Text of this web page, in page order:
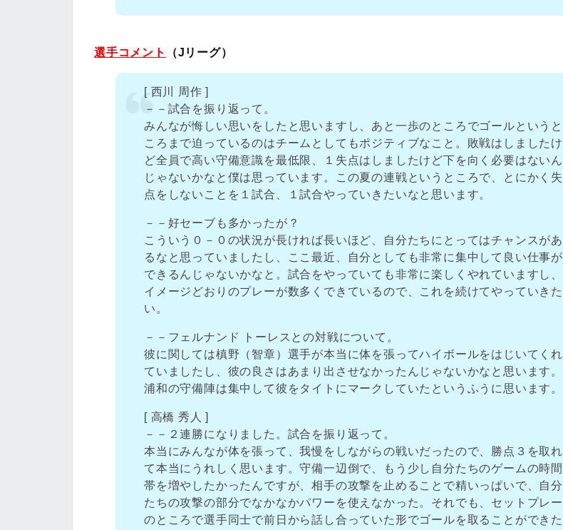
選手コメント （Jリーグ）
[ 西川 周作 ]
－－試合を振り返って。
みんなが悔しい思いをしたと思いますし、あと一歩のところでゴールというと
ころまで迫っているのはチームとしてもポジティブなこと。敗戦はしましたけ
ど全員で高い守備意識を最低限、１失点はしましたけど下を向く必要はないん
じゃないかなと僕は思っています。この夏の連戦というところで、とにかく失
点をしないことを１試合、１試合やっていきたいなと思います。
－－好セーブも多かったが？
こういう０－０の状況が長ければ長いほど、自分たちにとってはチャンスがあ
るなと思っていましたし、ここ最近、自分としても非常に集中して良い仕事が
できるんじゃないかなと。試合をやっていても非常に楽しくやれていますし、
イメージどおりのプレーが数多くできているので、これを続けてやっていきた
い。
－－フェルナンド トーレスとの対戦について。
彼に関しては槙野（智章）選手が本当に体を張ってハイボールをはじいてくれ
ていましたし、彼の良さはあまり出させなかったんじゃないかなと思います。
浦和の守備陣は集中して彼をタイトにマークしていたというふうに思います。
[ 高橋 秀人 ]
－－２連勝になりました。試合を振り返って。
本当にみんなが体を張って、我慢をしながらの戦いだったので、勝点３を取れ
て本当にうれしく思います。守備一辺倒で、もう少し自分たちのゲームの時間
帯を増やしたかったんですが、相手の攻撃を止めることで精いっぱいで、自分
たちの攻撃の部分でなかなかパワーを使えなかった。それでも、セットプレー
のところで選手同士で前日から話し合っていた形でゴールを取ることができた